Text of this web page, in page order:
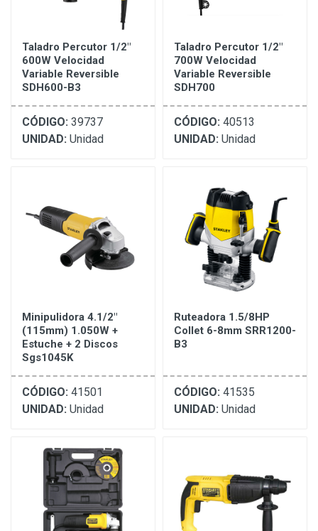
Taladro Percutor 1/2"
600W Velocidad
Variable Reversible
SDH600-B3
CÓDIGO: 39737
UNIDAD: Unidad
Taladro Percutor 1/2"
700W Velocidad
Variable Reversible
SDH700
CÓDIGO: 40513
UNIDAD: Unidad
Minipulidora 4.1/2"
(115mm) 1.050W +
Estuche + 2 Discos
Sgs1045K
CÓDIGO: 41501
UNIDAD: Unidad
Ruteadora 1.5/8HP
Collet 6-8mm SRR1200-
B3
CÓDIGO: 41535
UNIDAD: Unidad